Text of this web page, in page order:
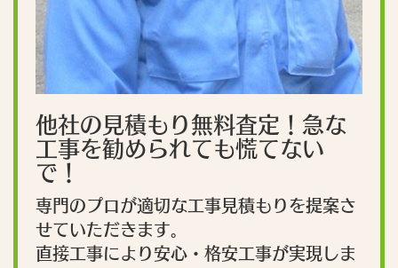
他社の見積もり無料査定！急な
工事を勧められても慌てない
で！
専門のプロが適切な工事見積もりを提案さ
せていただきます。
直接工事により安心・格安工事が実現しま